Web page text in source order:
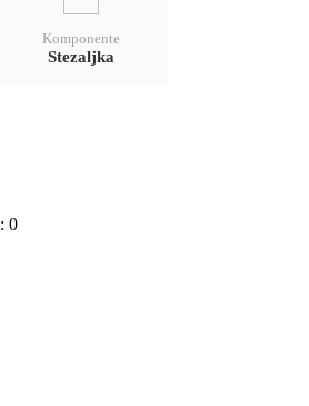
Komponente
Stezaljka
: 0